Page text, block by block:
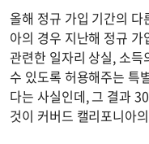
올해 정규 가입 기간의
아의 경우 지난해 정규
관련한 일자리 상실, 소
수 있도록 허용해주는 특
다는 사실인데, 그 결과
것이 커버드 캘리포니아